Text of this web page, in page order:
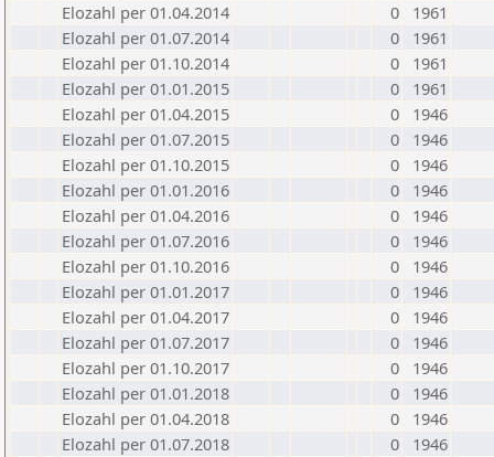
Elozahl per 01.04.2014
0
1961
Elozahl per 01.07.2014
0
1961
Elozahl per 01.10.2014
0
1961
Elozahl per 01.01.2015
0
1961
Elozahl per 01.04.2015
0
1946
Elozahl per 01.07.2015
0
1946
Elozahl per 01.10.2015
0
1946
Elozahl per 01.01.2016
0
1946
Elozahl per 01.04.2016
0
1946
Elozahl per 01.07.2016
0
1946
Elozahl per 01.10.2016
0
1946
Elozahl per 01.01.2017
0
1946
Elozahl per 01.04.2017
0
1946
Elozahl per 01.07.2017
0
1946
Elozahl per 01.10.2017
0
1946
Elozahl per 01.01.2018
0
1946
Elozahl per 01.04.2018
0
1946
Elozahl per 01.07.2018
0
1946